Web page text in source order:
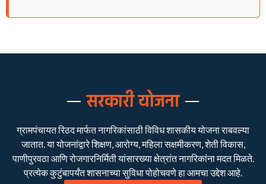
सरकारी योजना
ग्रामपंचायत रिठद मार्फत नागरिकांसाठी विविध शासकीय योजना राबवल्या
जातात. या योजनांद्वारे शिक्षण, आरोग्य, महिला सक्षमीकरण, शेती विकास,
पाणीपुरवठा आणि रोजगारनिर्मिती यांसारख्या क्षेत्रांत नागरिकांना मदत मिळते.
प्रत्येक कुटुंबापर्यंत शासनाच्या सुविधा पोहोचवणे हा आमचा उद्देश आहे.